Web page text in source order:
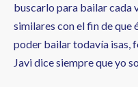
buscarlo para bailar cada
similares con el fin de que
poder bailar todavía isas,
Javi dice siempre que yo